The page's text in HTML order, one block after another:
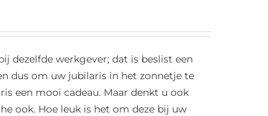
dezelfde werkgever; dat is beslist een
dus om uw jubilaris in het zonnetje te
een mooi cadeau. Maar denkt u ook
ook. Hoe leuk is het om deze bij uw